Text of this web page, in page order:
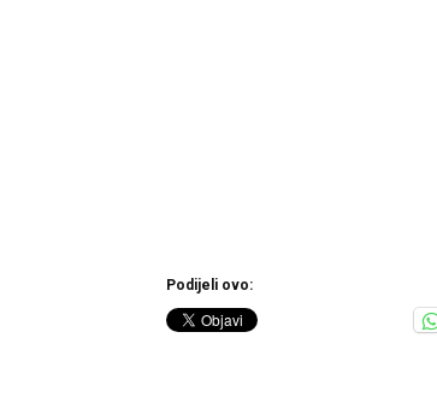
Podijeli ovo: